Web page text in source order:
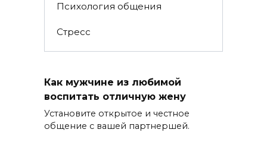
Психология общения
Стресс
Как мужчине из любимой
воспитать отличную жену
Установите открытое и честное
общение с вашей партнершей.